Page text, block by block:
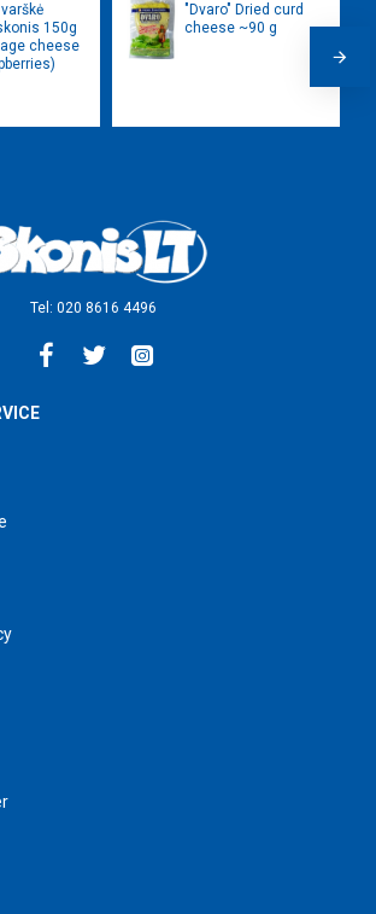
150g
cheese
"Dvaro" Dried curd
cheese ~90 g
Tel: 020 8616 4496